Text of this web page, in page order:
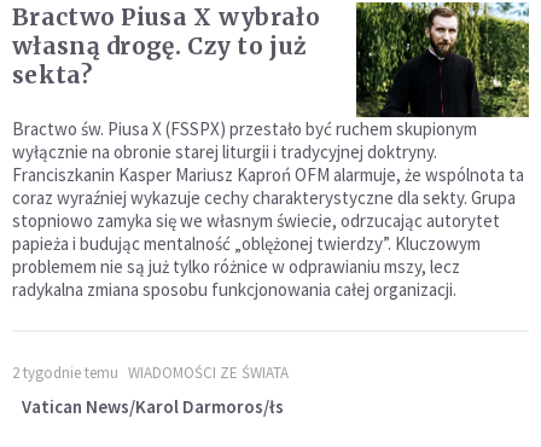
Bractwo Piusa X wybrało
własną drogę. Czy to już
sekta?
Bractwo św. Piusa X (FSSPX) przestało być ruchem skupionym
wyłącznie na obronie starej liturgii i tradycyjnej doktryny.
Franciszkanin Kasper Mariusz Kaproń OFM alarmuje, że wspólnota ta
coraz wyraźniej wykazuje cechy charakterystyczne dla sekty. Grupa
stopniowo zamyka się we własnym świecie, odrzucając autorytet
papieża i budując mentalność „oblężonej twierdzy”. Kluczowym
problemem nie są już tylko różnice w odprawianiu mszy, lecz
radykalna zmiana sposobu funkcjonowania całej organizacji.
2 tygodnie temu WIADOMOŚCI ZE ŚWIATA
Vatican News/Karol Darmoros/łs